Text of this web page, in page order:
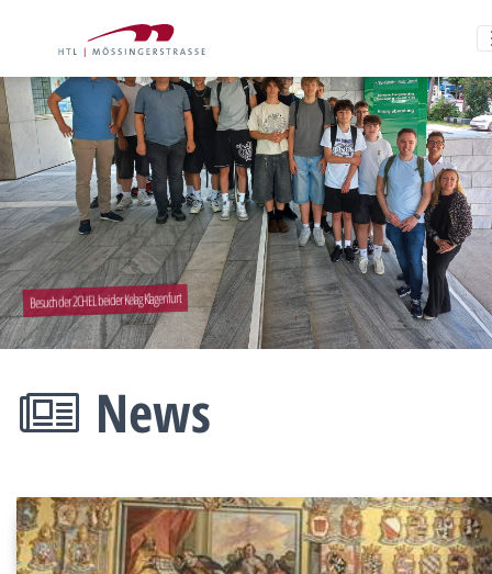
Besuch der 2CHEL bei der Kelag Klagenfurt
News